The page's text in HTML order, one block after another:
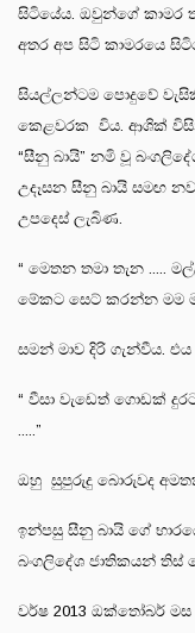
සිටියේය. ඔවුන්ගේ කාමර
අතර අප සිටි
සියල්ලන්ටම පොදුවේ
කෙළවරක විය. ආශික්
“සීනු බායි” නමි වූ
උදෑසන සීනු බායි සමඟ
උපදෙස් ලැබිණ.
“ මෙතන තමා තැන .....
මේකට සෙට් කරන්න මම
සමන් මාව දිරි ගැන්වීය. එය
“ වීසා වැඩෙත් ගොඩක්
.....”
ඔහු සුපුරුදු බොරුවද
ඉන්පසු සීනු බායි ගේ
බංගලිදේශ ජාතිකයන්
වර්ෂ 2013 ඔක්තෝබර් මස